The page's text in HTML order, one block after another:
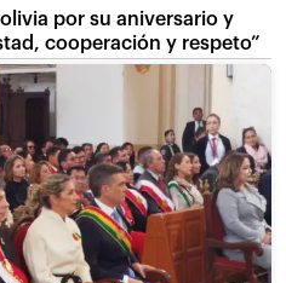
por su aniversario y
cooperación y respeto”